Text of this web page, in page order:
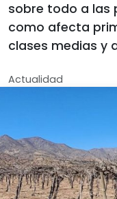
sobre todo a las
como afecta
clases medias y
Actualidad